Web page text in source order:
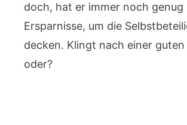
doch, hat er immer noch genug
Ersparnisse, um die
decken. Klingt nach einer
oder?